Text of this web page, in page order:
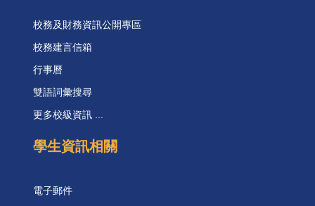
校務及財務資訊公開專區
校務建言信箱
行事曆
雙語詞彙搜尋
更多校級資訊 ...
學生資訊相關
電子郵件